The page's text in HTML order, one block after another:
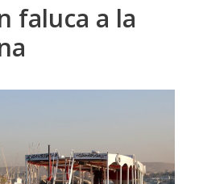
faluca a la